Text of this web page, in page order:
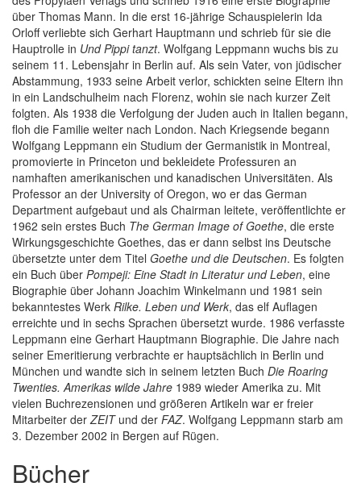
über Thomas Mann. In die erst 16-jährige Schauspielerin Ida
Orloff verliebte sich Gerhart Hauptmann und schrieb für sie die
Hauptrolle in Und Pippi tanzt. Wolfgang Leppmann wuchs bis zu
seinem 11. Lebensjahr in Berlin auf. Als sein Vater, von jüdischer
Abstammung, 1933 seine Arbeit verlor, schickten seine Eltern ihn
in ein Landschulheim nach Florenz, wohin sie nach kurzer Zeit
folgten. Als 1938 die Verfolgung der Juden auch in Italien begann,
floh die Familie weiter nach London. Nach Kriegsende begann
Wolfgang Leppmann ein Studium der Germanistik in Montreal,
promovierte in Princeton und bekleidete Professuren an
namhaften amerikanischen und kanadischen Universitäten. Als
Professor an der University of Oregon, wo er das German
Department aufgebaut und als Chairman leitete, veröffentlichte er
1962 sein erstes Buch The German Image of Goethe, die erste
Wirkungsgeschichte Goethes, das er dann selbst ins Deutsche
übersetzte unter dem Titel Goethe und die Deutschen. Es folgten
ein Buch über Pompeji: Eine Stadt in Literatur und Leben, eine
Biographie über Johann Joachim Winkelmann und 1981 sein
bekanntestes Werk Rilke. Leben und Werk, das elf Auflagen
erreichte und in sechs Sprachen übersetzt wurde. 1986 verfasste
Leppmann eine Gerhart Hauptmann Biographie. Die Jahre nach
seiner Emeritierung verbrachte er hauptsächlich in Berlin und
München und wandte sich in seinem letzten Buch Die Roaring
Twenties. Amerikas wilde Jahre 1989 wieder Amerika zu. Mit
vielen Buchrezensionen und größeren Artikeln war er freier
Mitarbeiter derZEITund der FAZ. Wolfgang Leppmann starb am
3. Dezember 2002 in Bergen auf Rügen.
Bücher